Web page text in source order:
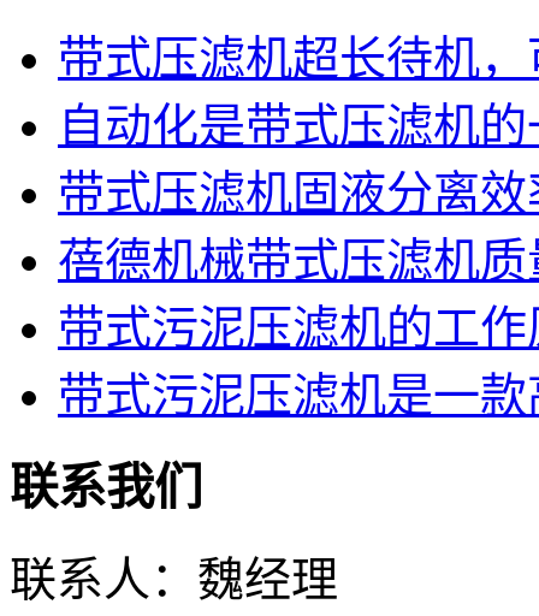
带式压滤机超长待机
自动化是带式压滤机
带式压滤机固液分离
蓓德机械带式压滤机
带式污泥压滤机的工
带式污泥压滤机是一
联系我们
联系人：魏经理